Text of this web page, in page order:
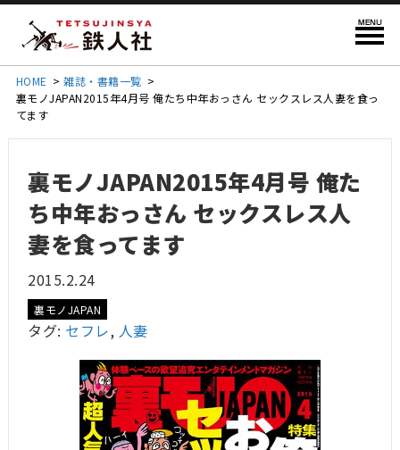
HOME > 雑誌・書籍一覧 >
裏モノJAPAN2015年4月号 俺たち中年おっさん セックスレス人妻を食っ
てます
裏モノJAPAN2015年4月号 俺た
ち中年おっさん セックスレス人
妻を食ってます
2015.2.24
裏モノJAPAN
タグ: セフレ, 人妻